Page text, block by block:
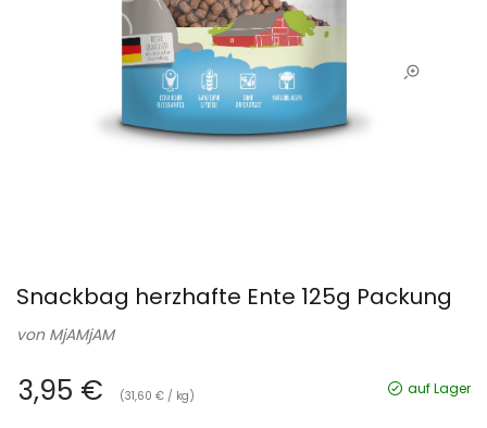
Snackbag herzhafte Ente 125g Packung
von MjAMjAM
3,95 € (31,60 € / kg) auf Lager